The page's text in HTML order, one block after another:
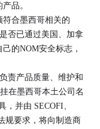
品。
合墨西哥相关的
否已通过美国、加拿
的NOM安全标志，
责产品质量、维护和
在墨西哥本土公司名
并由 SECOFI、
规要求，将向制造商